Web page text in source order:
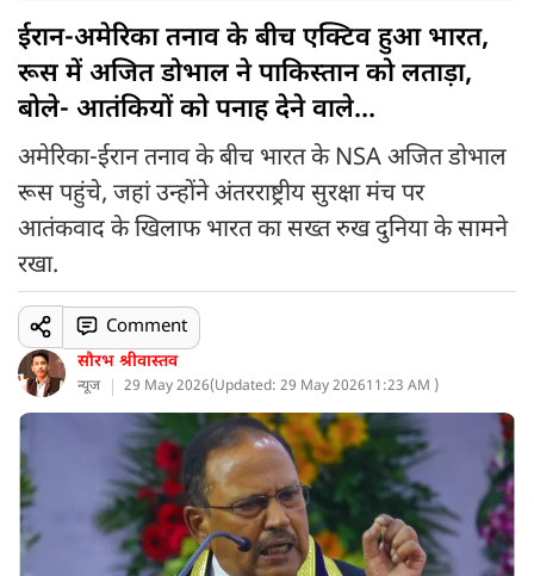
ईरान-अमेरिका तनाव के बीच एक्टिव हुआ भारत,
रूस में अजित डोभाल ने पाकिस्तान को लताड़ा,
बोले- आतंकियों को पनाह देने वाले...
अमेरिका-ईरान तनाव के बीच भारत के NSA अजित डोभाल
रूस पहुंचे, जहां उन्होंने अंतरराष्ट्रीय सुरक्षा मंच पर
आतंकवाद के खिलाफ भारत का सख्त रुख दुनिया के सामने
रखा.
सौरभ श्रीवास्तव
न्यूज 29 May 2026(Updated: 29 May 202611:23 AM )
Comment